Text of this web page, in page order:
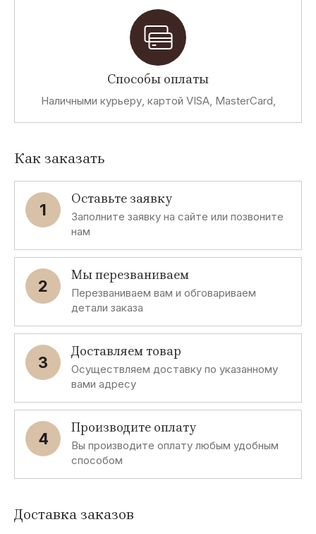
Способы оплаты
Наличными курьеру, картой VISA, MasterCard,
Как заказать
1
Оставьте заявку
Заполните заявку на сайте или позвоните
нам
2
Мы перезваниваем
Перезваниваем вам и обговариваем
детали заказа
3
Доставляем товар
Осуществляем доставку по указанному
вами адресу
4
Производите оплату
Вы производите оплату любым удобным
способом
Доставка заказов